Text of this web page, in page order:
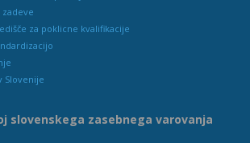
za poklicne kvalifikacije
Slovenije
slovenskega zasebnega varovanja